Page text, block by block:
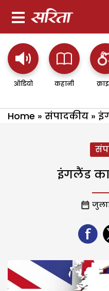
ऑडियो कहानी
Home » संपादकीय »
इंगलैंड